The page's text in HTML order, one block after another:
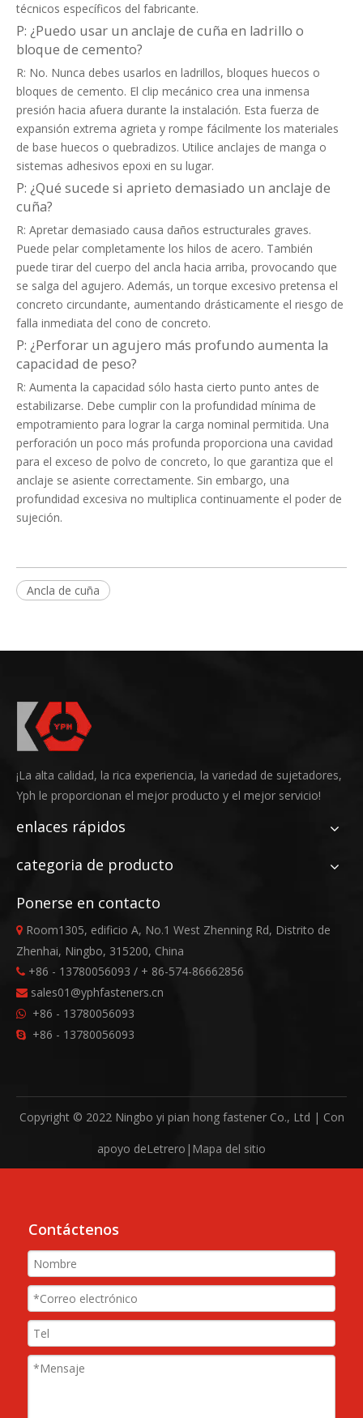
técnicos específicos del fabricante.
P: ¿Puedo usar un anclaje de cuña en ladrillo o
bloque de cemento?
R: No. Nunca debes usarlos en ladrillos, bloques huecos o
bloques de cemento. El clip mecánico crea una inmensa
presión hacia afuera durante la instalación. Esta fuerza de
expansión extrema agrieta y rompe fácilmente los materiales
de base huecos o quebradizos. Utilice anclajes de manga o
sistemas adhesivos epoxi en su lugar.
P: ¿Qué sucede si aprieto demasiado un anclaje de
cuña?
R: Apretar demasiado causa daños estructurales graves.
Puede pelar completamente los hilos de acero. También
puede tirar del cuerpo del ancla hacia arriba, provocando que
se salga del agujero. Además, un torque excesivo pretensa el
concreto circundante, aumentando drásticamente el riesgo de
falla inmediata del cono de concreto.
P: ¿Perforar un agujero más profundo aumenta la
capacidad de peso?
R: Aumenta la capacidad sólo hasta cierto punto antes de
estabilizarse. Debe cumplir con la profundidad mínima de
empotramiento para lograr la carga nominal permitida. Una
perforación un poco más profunda proporciona una cavidad
para el exceso de polvo de concreto, lo que garantiza que el
anclaje se asiente correctamente. Sin embargo, una
profundidad excesiva no multiplica continuamente el poder de
sujeción.
Ancla de cuña
¡La alta calidad, la rica experiencia, la variedad de sujetadores,
Yph le proporcionan el mejor producto y el mejor servicio!
enlaces rápidos
categoria de producto
Ponerse en contacto
 Room1305, edificio A, No.1 West Zhenning Rd, Distrito de
Zhenhai, Ningbo, 315200, China
 +86 - 13780056093 / + 86-574-86662856
 sales01@yphfasteners.cn
 +86 - 13780056093
 +86 - 13780056093
Copyright © 2022 Ningbo yi pian hong fastener Co., Ltd | Con
apoyo deLetrero | Mapa del sitio
Contáctenos